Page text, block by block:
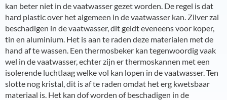
kan beter niet in de vaatwasser gezet worden. De regel is dat
hard plastic over het algemeen in de vaatwasser kan. Zilver zal
beschadigen in de vaatwasser, dit geldt eveneens voor koper,
tin en aluminium. Het is aan te raden deze materialen met de
hand af te wassen. Een thermosbeker kan tegenwoordig vaak
wel in de vaatwasser, echter zijn er thermoskannen met een
isolerende luchtlaag welke vol kan lopen in de vaatwasser. Ten
slotte nog kristal, dit is af te raden omdat het erg kwetsbaar
materiaal is. Het kan dof worden of beschadigen in de